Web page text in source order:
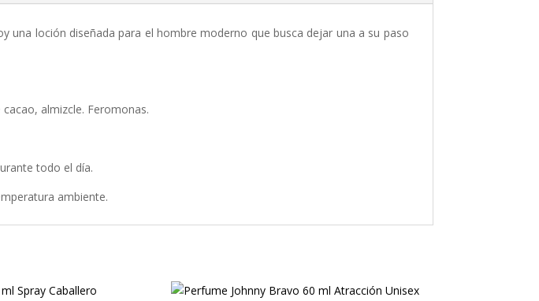
Conquista
una loción diseñada para el hombre moderno que busca dejar una a su paso
almizcle. Feromonas.
todo el día.
ambiente.